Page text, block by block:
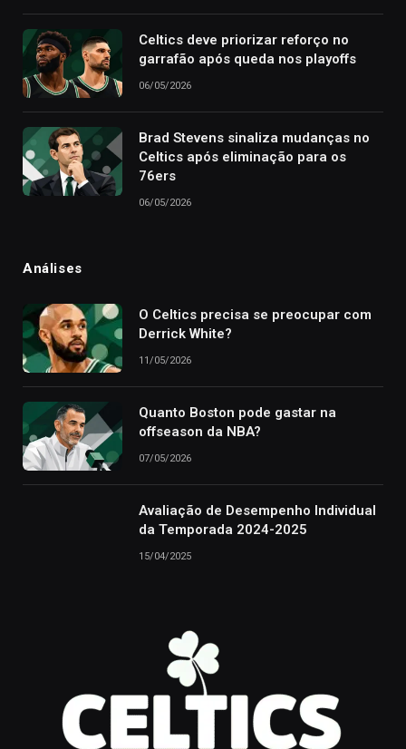
Celtics deve priorizar reforço no
garrafão após queda nos playoffs
06/05/2026
Brad Stevens sinaliza mudanças no
Celtics após eliminação para os
76ers
06/05/2026
Análises
O Celtics precisa se preocupar com
Derrick White?
11/05/2026
Quanto Boston pode gastar na
offseason da NBA?
07/05/2026
Avaliação de Desempenho Individual
da Temporada 2024-2025
15/04/2025